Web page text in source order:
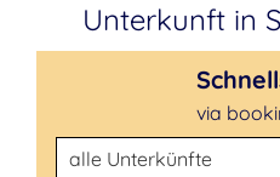
Unterkunft in
via
Unterkunftsart